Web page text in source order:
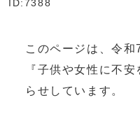
ID:7388
このページは、令
『子供や女性に不
らせしています。